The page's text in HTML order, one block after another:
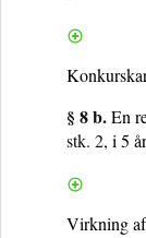
§ 8 b.En
stk. 2, i 5
Virkning